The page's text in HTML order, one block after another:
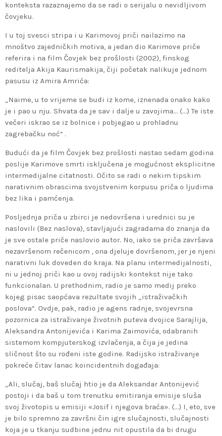
konteksta razaznajemo da se radi o serijalu o nevidljivom
čovjeku.
I u toj svesci stripa i u Karimovoj priči nailazimo na
mnoštvo zajedničkih motiva, a jedan dio Karimove priče
referira i na film Čovjek bez prošlosti (2002), finskog
reditelja Akija Kaurismakija, čiji početak nalikuje jednom
pasusu iz Amira Amrića:
„Naime, u to vrijeme se budi iz kome, iznenada onako kako
je i pao u nju. Shvata da je sav i dalje u zavojima… (…) Te iste
večeri iskrao se iz bolnice i pobjegao u prohladnu
zagrebačku noć“ .
Budući da je film Čovjek bez prošlosti nastao sedam godina
poslije Karimove smrti isključena je mogućnost eksplicitne
intermedijalne citatnosti. Očito se radi o nekim tipskim
narativnim obrascima svojstvenim korpusu priča o ljudima
bez lika i pamćenja.
Posljednja priča u zbirci je nedovršena i urednici su je
naslovili (Bez naslova), stavljajući zagradama do znanja da
je sve ostale priče naslovio autor. No, iako se priča završava
nezavršenom rečenicom , ona djeluje dovršenom, jer je njeni
narativni luk doveden do kraja. Na planu intermedijalnosti,
ni u jednoj priči kao u ovoj radijski kontekst nije tako
funkcionalan. U prethodnim, radio je samo medij preko
kojeg pisac saopćava rezultate svojih „istraživačkih
poslova“. Ovdje, pak, radio je agens radnje, svojevrsna
pozornica za istraživanje životnih puteva dvojice Sarajlija,
Aleksandra Antonijevića i Karima Zaimovića, odabranih
sistemom kompjuterskog izvlačenja, a čija je jedina
sličnost što su rođeni iste godine. Radijsko istraživanje
pokreće čitav lanac koincidentnih događaja:
„Ali, slučaj, baš slučaj htio je da Aleksandar Antonijević
postoji i da baš u tom trenutku emitiranja emisije sluša
svoj životopis u emisiji «Josif i njegova braća». (…) I, eto, sve
je bilo spremno za završni čin igre slučajnosti, slučajnosti
koja je u tkanju sudbine jednu nit opustila da bi drugu